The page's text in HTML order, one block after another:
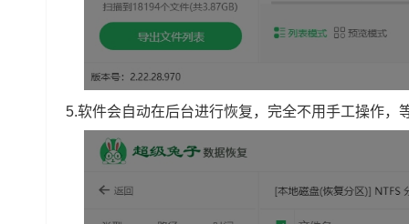
5.软件会自动在后台进行恢复，完全不用手工操作